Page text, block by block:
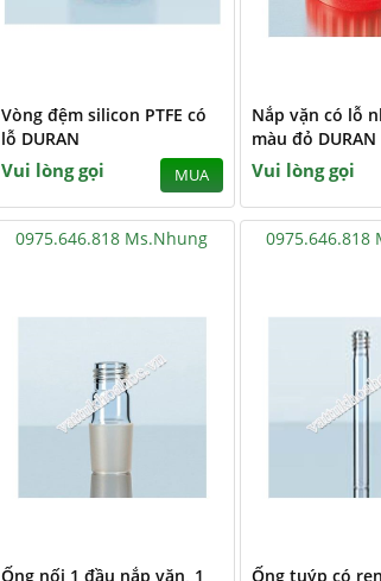
Vòng đệm silicon PTFE có
lỗ DURAN
Vui lòng gọi MUA
Nắp vặn có lỗ
màu đỏ DURAN
Vui lòng gọi
0975.646.818 Ms.Nhung
Ống nối 1 đầu nắp vặn, 1
0975.646.818
Ống tuýp có